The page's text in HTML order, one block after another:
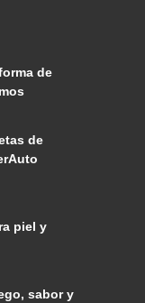
de
de
piel y
sabor y